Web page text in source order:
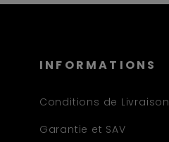
INFORMATIONS
Conditions de Livraison
Garantie et SAV